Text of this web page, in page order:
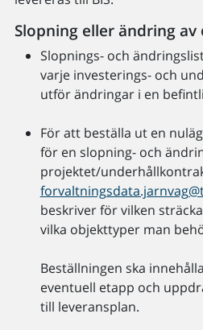
Slopning eller ändring av
Slopnings- och
varje investerings- och
utför ändringar i en
För att beställa ut en
för en slopning- och
projektet/
beskriver för vilken
vilka objekttyper man
Beställningen ska
eventuell etapp och
till leveransplan.